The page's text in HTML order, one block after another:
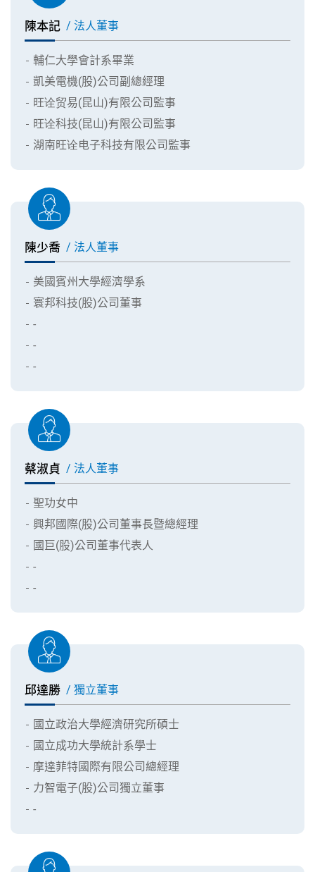
陳本記 / 法人董事
輔仁大學會計系畢業
凱美電機(股)公司副總經理
旺诠贸易(昆山)有限公司監事
旺诠科技(昆山)有限公司監事
湖南旺诠电子科技有限公司監事
陳少喬 / 法人董事
美國賓州大學經濟學系
寰邦科技(股)公司董事
-
-
-
蔡淑貞 / 法人董事
聖功女中
興邦國際(股)公司董事長暨總經理
國巨(股)公司董事代表人
-
-
邱達勝 / 獨立董事
國立政治大學經濟研究所碩士
國立成功大學統計系學士
摩達菲特國際有限公司總經理
力智電子(股)公司獨立董事
-